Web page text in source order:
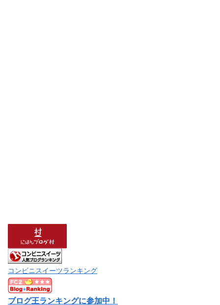
コンビニスイーツランキング
ブログ王ランキングに参加中！